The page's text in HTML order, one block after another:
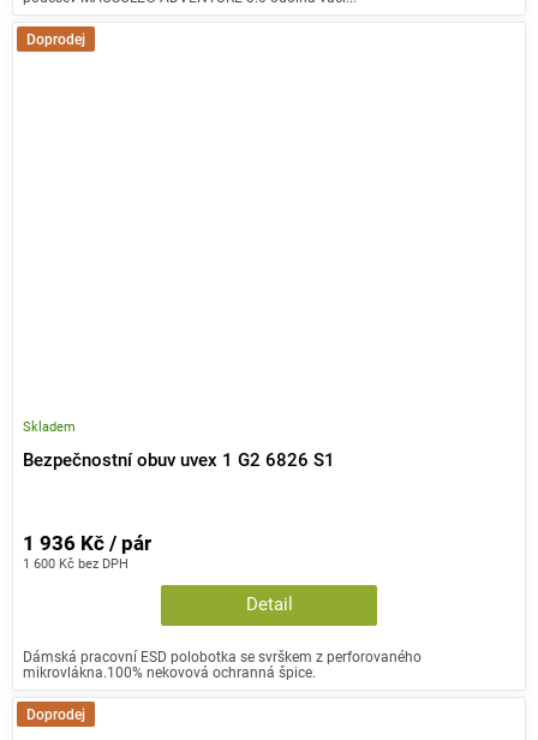
Doprodej
Bezpečnostní obuv uvex 1 G2 6826 S1
Skladem
1 600 Kč bez DPH
1 936 Kč / pár
Detail
Dámská pracovní ESD polobotka se svrškem z perforovaného
mikrovlákna.100% nekovová ochranná špice.
Doprodej